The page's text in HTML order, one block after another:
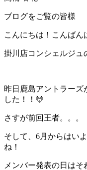
ブログをご覧の皆様
こんにちは！こんばん
掛川店コンシェルジュ
昨日鹿島アントラーズ
した！！🦌
さすが前回王者。。。
そして、6月からはい
ね！
メンバー発表の日はそ